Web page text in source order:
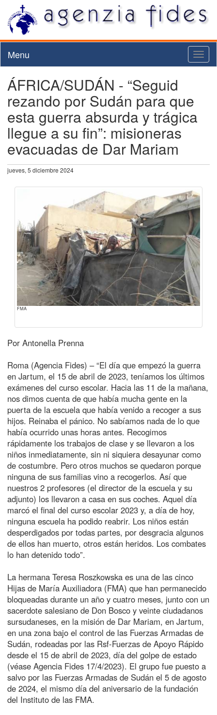
Menu
ÁFRICA/SUDÁN - “Seguid
rezando por Sudán para que
esta guerra absurda y trágica
llegue a su fin”: misioneras
evacuadas de Dar Mariam
jueves, 5 diciembre 2024
FMA
Por Antonella Prenna
Roma (Agencia Fides) – “El día que empezó la guerra
en Jartum, el 15 de abril de 2023, teníamos los últimos
exámenes del curso escolar. Hacia las 11 de la mañana,
nos dimos cuenta de que había mucha gente en la
puerta de la escuela que había venido a recoger a sus
hijos. Reinaba el pánico. No sabíamos nada de lo que
había ocurrido unas horas antes. Recogimos
rápidamente los trabajos de clase y se llevaron a los
niños inmediatamente, sin ni siquiera desayunar como
de costumbre. Pero otros muchos se quedaron porque
ninguna de sus familias vino a recogerlos. Así que
nuestros 2 profesores (el director de la escuela y su
adjunto) los llevaron a casa en sus coches. Aquel día
marcó el final del curso escolar 2023 y, a día de hoy,
ninguna escuela ha podido reabrir. Los niños están
desperdigados por todas partes, por desgracia algunos
de ellos han muerto, otros están heridos. Los combates
lo han detenido todo”.
La hermana Teresa Roszkowska es una de las cinco
Hijas de María Auxiliadora (FMA) que han permanecido
bloqueadas durante un año y cuatro meses, junto con un
sacerdote salesiano de Don Bosco y veinte ciudadanos
sursudaneses, en la misión de Dar Mariam, en Jartum,
en una zona bajo el control de las Fuerzas Armadas de
Sudán, rodeadas por las Rsf-Fuerzas de Apoyo Rápido
desde el 15 de abril de 2023, día del golpe de estado
(véase Agencia Fides 17/4/2023). El grupo fue puesto a
salvo por las Fuerzas Armadas de Sudán el 5 de agosto
de 2024, el mismo día del aniversario de la fundación
del Instituto de las FMA.